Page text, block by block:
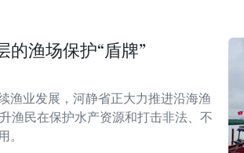
的渔场保护“盾牌”
渔业发展，河静省正大力推进沿海渔
渔民在保护水产资源和打击非法、不
。